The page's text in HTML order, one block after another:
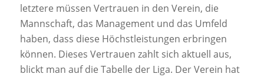
letztere müssen Vertrauen in den Verein, die
Mannschaft, das Management und das Umfeld
haben, dass diese Höchstleistungen erbringen
können. Dieses Vertrauen zahlt sich aktuell aus,
blickt man auf die Tabelle der Liga. Der Verein hat